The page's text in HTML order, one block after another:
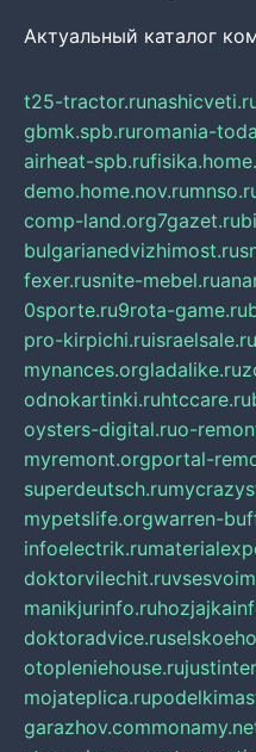
Актуальный каталог
t25-tractor.ru
gbmk.spb.ruromania-
airheat-spb.ru
demo.home.nov.ru
comp-land.org7gazet.ru
bulgarianedvizhimost.ru
fexer.rusnite-mebel.ru
0sporte.ru9rota-game.ru
pro-kirpichi.ruisraelsale.ru
mynances.orgladalike.ru
odnokartinki.ruhtccare.ru
oysters-digital.ruo-
myremont.orgportal-
superdeutsch.ru
mypetslife.orgwarren-
infoelectrik.ru
doktorvilechit.ru
manikjurinfo.ru
doktoradvice.ru
otopleniehouse.ru
mojateplica.ru
garazhov.com